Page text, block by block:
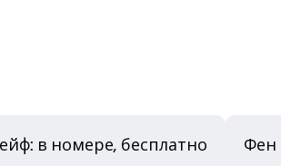
в номере, бесплатно Фен